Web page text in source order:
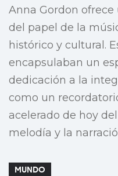
Anna Gordon
del papel de la
histórico y cultural.
encapsulaban un
dedicación a la
como un
acelerado de hoy
melodía y la
MUNDO